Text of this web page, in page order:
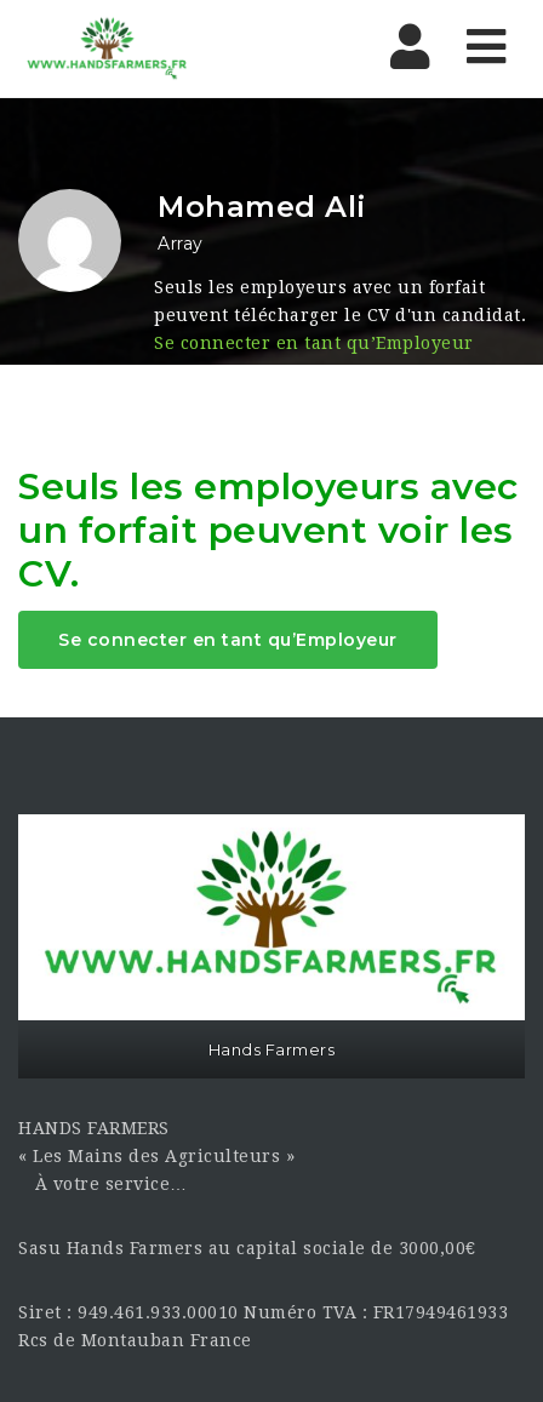
Seuls les employeurs avec un forfait
peuvent télécharger le CV d'un candidat.
Se connecter en tant qu’Employeur
Mohamed Ali
Array
Seuls les employeurs avec
un forfait peuvent voir les
CV.
Se connecter en tant qu’Employeur
Hands Farmers
HANDS FARMERS
« Les Mains des Agriculteurs »
À votre service…
Sasu Hands Farmers au capital sociale de 3000,00€
Siret : 949.461.933.00010 Numéro TVA : FR17949461933
Rcs de Montauban France